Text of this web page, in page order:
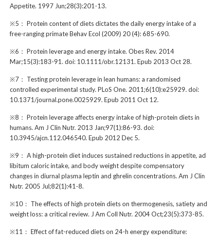
Appetite. 1997 Jun;28(3):201-13.
※5： Protein content of diets dictates the daily energy intake of a
free-ranging primate Behav Ecol (2009) 20 (4): 685-690.
※6： Protein leverage and energy intake. Obes Rev. 2014
Mar;15(3):183-91. doi: 10.1111/obr.12131. Epub 2013 Oct 28.
※7： Testing protein leverage in lean humans: a randomised
controlled experimental study. PLoS One. 2011;6(10):e25929. doi:
10.1371/journal.pone.0025929. Epub 2011 Oct 12.
※8： Protein leverage affects energy intake of high-protein diets in
humans. Am J Clin Nutr. 2013 Jan;97(1):86-93. doi:
10.3945/ajcn.112.046540. Epub 2012 Dec 5.
※9： A high-protein diet induces sustained reductions in appetite, ad
libitum caloric intake, and body weight despite compensatory
changes in diurnal plasma leptin and ghrelin concentrations. Am J Clin
Nutr. 2005 Jul;82(1):41-8.
※10： The effects of high protein diets on thermogenesis, satiety and
weight loss: a critical review. J Am Coll Nutr. 2004 Oct;23(5):373-85.
※11： Effect of fat-reduced diets on 24-h energy expenditure: